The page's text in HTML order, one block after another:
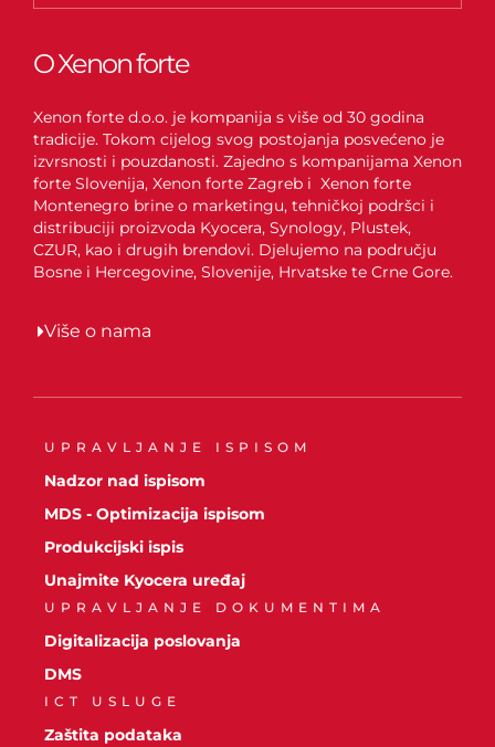
O Xenon forte
Xenon forte d.o.o. je kompanija s više od 30 godina
tradicije. Tokom cijelog svog postojanja posvećeno je
izvrsnosti i pouzdanosti. Zajedno s kompanijama Xenon
forte Slovenija, Xenon forte Zagreb i Xenon forte
Montenegro brine o marketingu, tehničkoj podršci i
distribuciji proizvoda Kyocera, Synology, Plustek,
CZUR, kao i drugih brendovi. Djelujemo na području
Bosne i Hercegovine, Slovenije, Hrvatske te Crne Gore.
Više o nama
UPRAVLJANJE ISPISOM
Nadzor nad ispisom
MDS - Optimizacija ispisom
Produkcijski ispis
Unajmite Kyocera uređaj
UPRAVLJANJE DOKUMENTIMA
Digitalizacija poslovanja
DMS
ICT USLUGE
Zaštita podataka